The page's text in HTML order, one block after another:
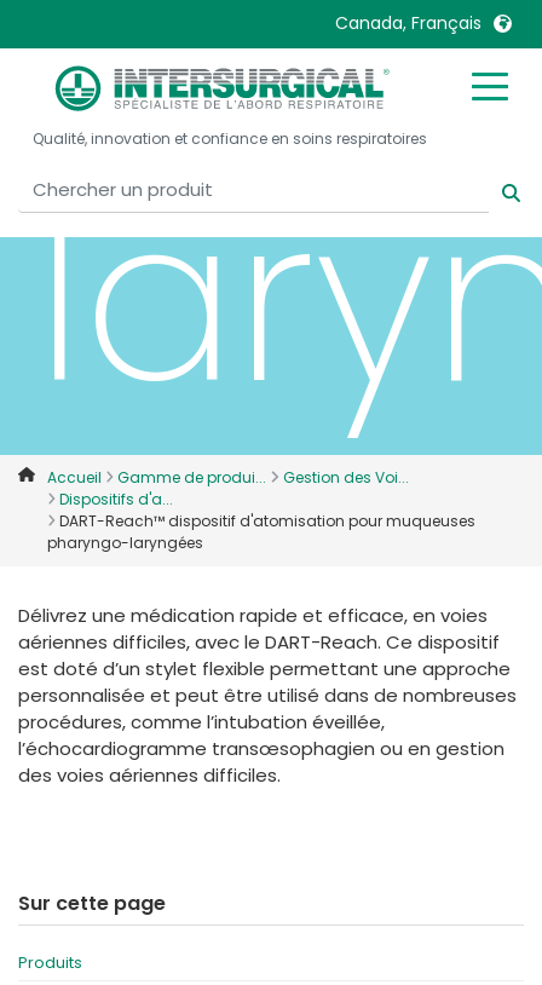
Canada, Français
United Kingdom
United States
Australia
Belgique, Français
Canada, English
Canada, Français
Denmark
Deutschland
España
Italia
Malaysia
Mexico
Norway
Sweden
International English
Qualité, innovation et confiance en soins respiratoires
Accueil Gamme de produi...
Gestion des Voi...
Dispositifs d'a...
DART-Reach™ dispositif d'atomisation pour muqueuses
pharyngo-laryngées
Délivrez une médication rapide et efficace, en voies
aériennes difficiles, avec le DART-Reach. Ce dispositif
est doté d’un stylet flexible permettant une approche
personnalisée et peut être utilisé dans de nombreuses
procédures, comme l’intubation éveillée,
l’échocardiogramme transœsophagien ou en gestion
des voies aériennes difficiles.
Sur cette page
Produits